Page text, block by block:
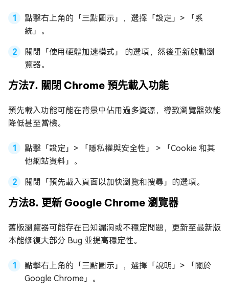
點擊右上角的「三點圖示」，選擇「設定」> 「系
統」。
關閉「使用硬體加速模式」 的選項，然後重新啟動瀏
覽器。
方法7. 關閉 Chrome 預先載入功能
預先載入功能可能在背景中佔用過多資源，導致瀏覽器效能
降低甚至當機。
點擊「設定」> 「隱私權與安全性」 > 「Cookie 和其
他網站資料」。
關閉「預先載入頁面以加快瀏覽和搜尋」的選項。
方法8. 更新 Google Chrome 瀏覽器
舊版瀏覽器可能存在已知漏洞或不穩定問題，更新至最新版
本能修復大部分 Bug 並提高穩定性。
點擊右上角的「三點圖示」，選擇「說明」> 「關於
Google Chrome」。